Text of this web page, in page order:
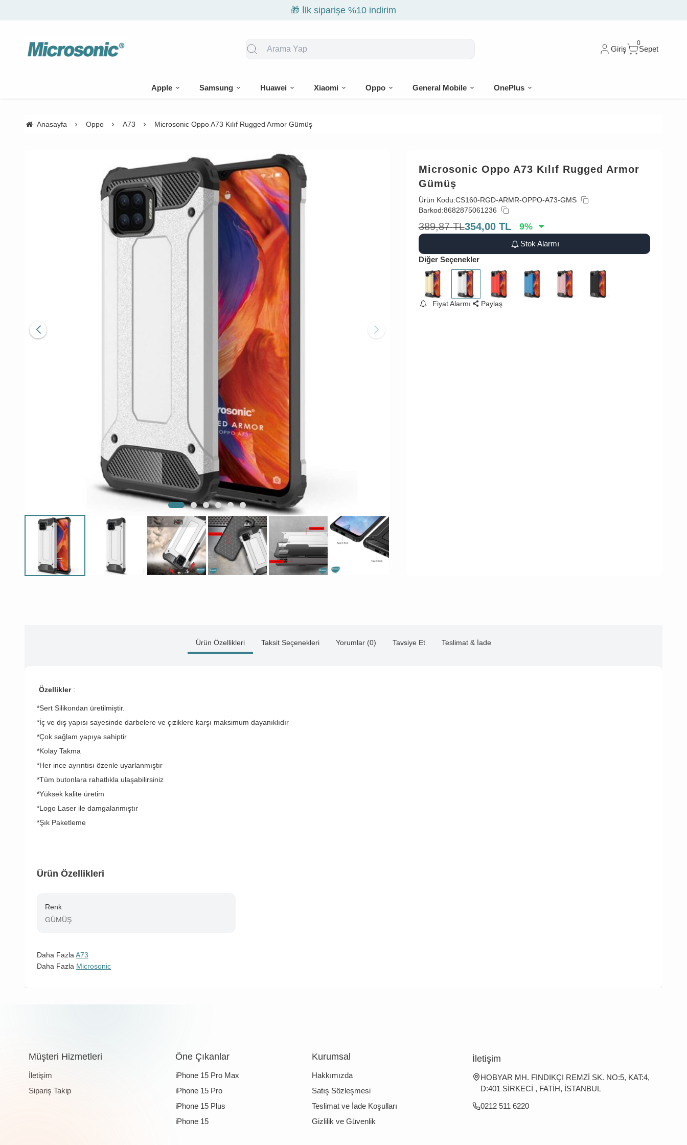
🎁 İlk siparişe %10 indirim
Giriş
0
Sepet
Apple Samsung Huawei Xiaomi Oppo General Mobile OnePlus
Anasayfa Oppo A73 Microsonic Oppo A73 Kılıf Rugged Armor Gümüş
Microsonic Oppo A73 Kılıf Rugged Armor
Gümüş
Ürün Kodu:CS160-RGD-ARMR-OPPO-A73-GMS
Barkod:8682875061236
389,87 TL354,00 TL 9%
Stok Alarmı
Diğer Seçenekler
Fiyat Alarmı Paylaş
Ürün Özellikleri Taksit Seçenekleri Yorumlar (0) Tavsiye Et Teslimat & İade
Özellikler :
*Sert Silikondan üretilmiştir.
*İç ve dış yapısı sayesinde darbelere ve çiziklere karşı maksimum dayanıklıdır
*Çok sağlam yapıya sahiptir
*Kolay Takma
*Her ince ayrıntısı özenle uyarlanmıştır
*Tüm butonlara rahatlıkla ulaşabilirsiniz
*Yüksek kalite üretim
*Logo Laser ile damgalanmıştır
*Şık Paketleme
Ürün Özellikleri
Renk
GÜMÜŞ
Daha Fazla A73
Daha Fazla Microsonic
Müşteri Hizmetleri
İletişim
Sipariş Takip
Öne Çıkanlar
iPhone 15 Pro Max
iPhone 15 Pro
iPhone 15 Plus
iPhone 15
Kurumsal
Hakkımızda
Satış Sözleşmesi
Teslimat ve İade Koşulları
Gizlilik ve Güvenlik
İletişim
HOBYAR MH. FINDIKÇI REMZİ SK. NO:5, KAT:4,
D:401 SİRKECİ , FATİH, İSTANBUL
0212 511 6220